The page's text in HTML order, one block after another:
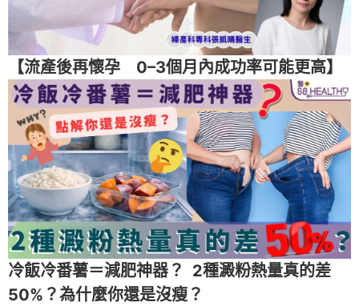
【流產後再懷孕 0–3個月內成功率可能更高】
冷飯冷番薯＝減肥神器？ 2種澱粉熱量真的差
50%？為什麼你還是沒瘦？